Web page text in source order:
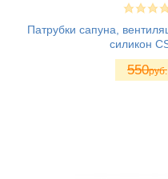
Патрубки сапуна,
силикон
550руб.